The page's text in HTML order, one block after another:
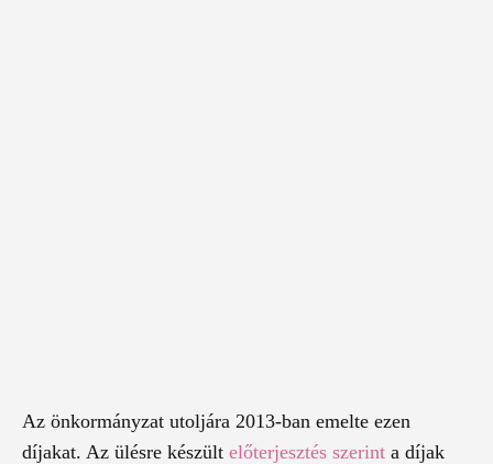
Az önkormányzat utoljára 2013-ban emelte ezen
díjakat. Az ülésre készült előterjesztés szerint a díjak